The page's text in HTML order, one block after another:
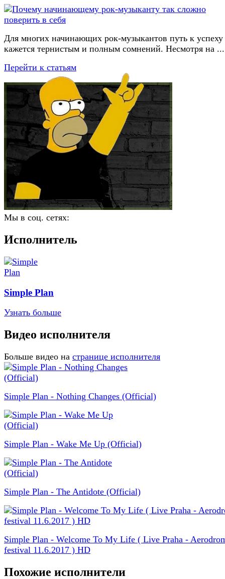
Для многих начинающих рок-музыкантов путь к успеху
кажется тернистым и полным сомнений. Несмотря на ...
Перейти к статьям
Мы в соц. сетях:
Исполнитель
Simple Plan
Узнать больше
Видео исполнителя
Больше видео на странице исполнителя
Simple Plan - Nothing Changes (Official)
Simple Plan - Wake Me Up (Official)
Simple Plan - The Antidote (Official)
Simple Plan - Welcome To My Life ( Live Praha -
festival 11.6.2017 ) HD
Похожие исполнители